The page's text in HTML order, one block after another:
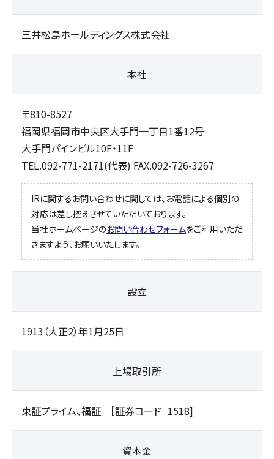
組織 グループ企業一覧
決算短信 有価証券報告書
決算説明会動画（アーカイブ）
配当について
株式取得手続きについて 株主優待制度のご案内
FISCO社による当社レポート
シェアードリサーチ社による
当社レポート
株式会社明光商会 株式会社ケイエムテイ
CST株式会社
日本カタン株式会社
ゼクサスチェン株式会社 株式会社杉山チエン製作所
株式会社エム・アール・エフ
港倶楽部オペレーションズ
株式
会社
採用情報
社員インタビュー
働く環境 募集要項
三井松島ホールディングス株式会社
本社
〒810-8527
福岡県福岡市中央区大手門一丁目1番12号
大手門パインビル10F・11F
TEL.092-771-2171(代表) FAX.092-726-3267
IRに関するお問い合わせに関しては、お電話による個別の
対応は差し控えさせていただいております。
当社ホームページのお問い合わせフォームをご利用いただ
きますよう、お願いいたします。
設立
1913（大正2）年1月25日
上場取引所
東証プライム、福証 ［証券コード 1518]
資本金